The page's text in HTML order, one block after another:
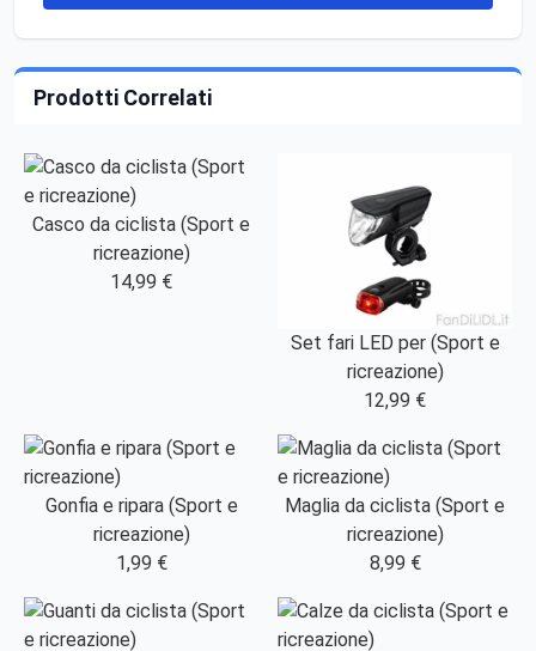
Prodotti Correlati
Casco da ciclista (Sport e
ricreazione)
14,99 €
Set fari LED per (Sport e
ricreazione)
12,99 €
Gonfia e ripara (Sport e
ricreazione)
1,99 €
Maglia da ciclista (Sport e
ricreazione)
8,99 €